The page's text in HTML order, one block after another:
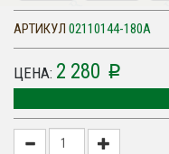
АРТИКУЛ 02110144-180A
ЦЕНА: 2 280 p